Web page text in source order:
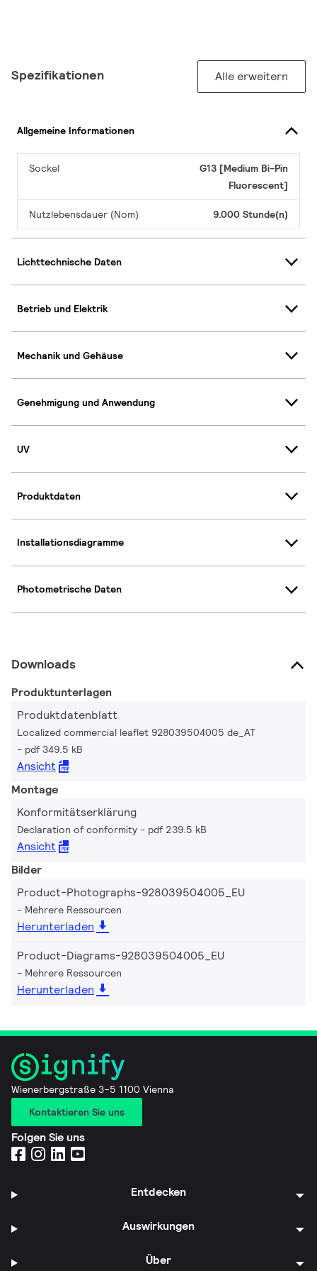
Spezifikationen Alle erweitern
Allgemeine Informationen
Sockel
G13 [Medium Bi-Pin
Fluorescent]
Nutzlebensdauer (Nom) 9.000 Stunde(n)
Lichttechnische Daten
Betrieb und Elektrik
Mechanik und Gehäuse
Genehmigung und Anwendung
UV
Produktdaten
Installationsdiagramme
Photometrische Daten
Downloads
Produktunterlagen
Produktdatenblatt
Localized commercial leaflet 928039504005 de_AT
pdf 349.5 kB
Ansicht
Montage
Konformitätserklärung
Declaration of conformity pdf 239.5 kB
Ansicht
Bilder
Product-Photographs-928039504005_EU
Mehrere Ressourcen
Herunterladen
Product-Diagrams-928039504005_EU
Mehrere Ressourcen
Herunterladen
Wienerbergstraße 3–5 1100 Vienna
Kontaktieren Sie uns
Folgen Sie uns
Entdecken
Auswirkungen
Über